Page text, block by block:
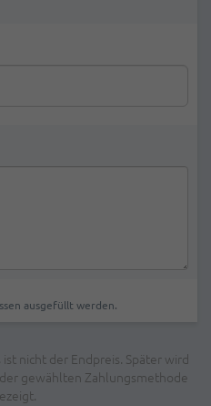
ausgefüllt werden.
nicht der Endpreis. Später wird
gewählten Zahlungsmethode